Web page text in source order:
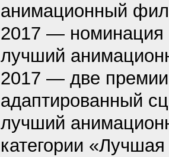
анимационный
2017 — номинация
лучший
2017 — две
адаптированный
лучший
категории